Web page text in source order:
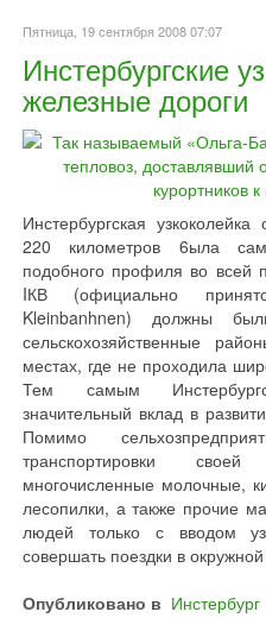
Пятница, 19 сентября 2008 07:07
Инстербургские
железные дороги
Инстербургская
220 километров 6ыла
подобного профиля во всей
IКВ (официально
Kleinbanhnen) должны
сельскохозяйственные
местах, где не проходила
Тем самым
значительный вклад в
Помимо
транспортировки
многочисленные молочные,
лесопилки, а также прочие
людей только с вводом
совершать поездки в
Опубликовано в Инстербург